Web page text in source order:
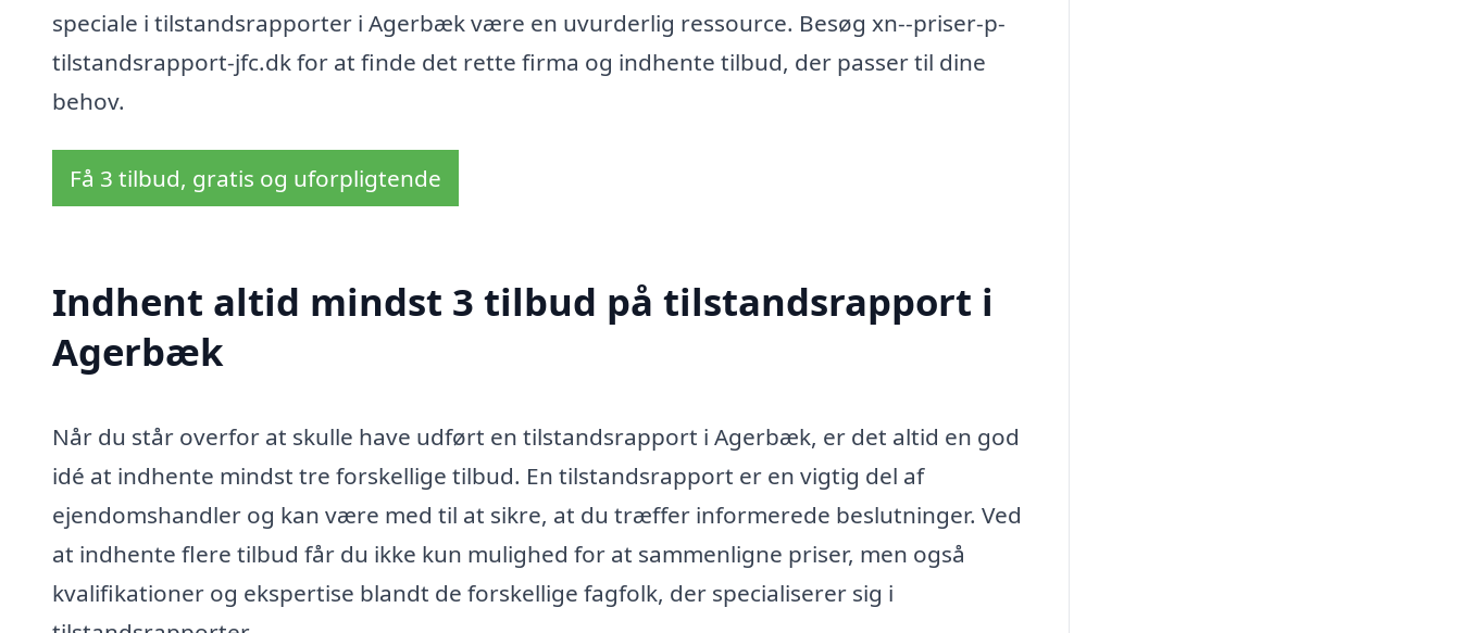
speciale i tilstandsrapporter i Agerbæk være en uvurderlig ressource. Besøg xn--priser-p-
tilstandsrapport-jfc.dk for at finde det rette firma og indhente tilbud, der passer til dine
behov.
Få 3 tilbud, gratis og uforpligtende
Indhent altid mindst 3 tilbud på tilstandsrapport i
Agerbæk
Når du står overfor at skulle have udført en tilstandsrapport i Agerbæk, er det altid en god
idé at indhente mindst tre forskellige tilbud. En tilstandsrapport er en vigtig del af
ejendomshandler og kan være med til at sikre, at du træffer informerede beslutninger. Ved
at indhente flere tilbud får du ikke kun mulighed for at sammenligne priser, men også
kvalifikationer og ekspertise blandt de forskellige fagfolk, der specialiserer sig i